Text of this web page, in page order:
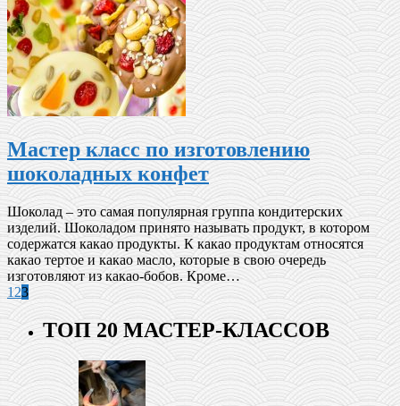
Мастер класс по изготовлению
шоколадных конфет
Шоколад – это самая популярная группа кондитерских
изделий. Шоколадом принято называть продукт, в котором
содержатся какао продукты. К какао продуктам относятся
какао тертое и какао масло, которые в свою очередь
изготовляют из какао-бобов. Кроме…
123
ТОП 20 МАСТЕР-КЛАССОВ